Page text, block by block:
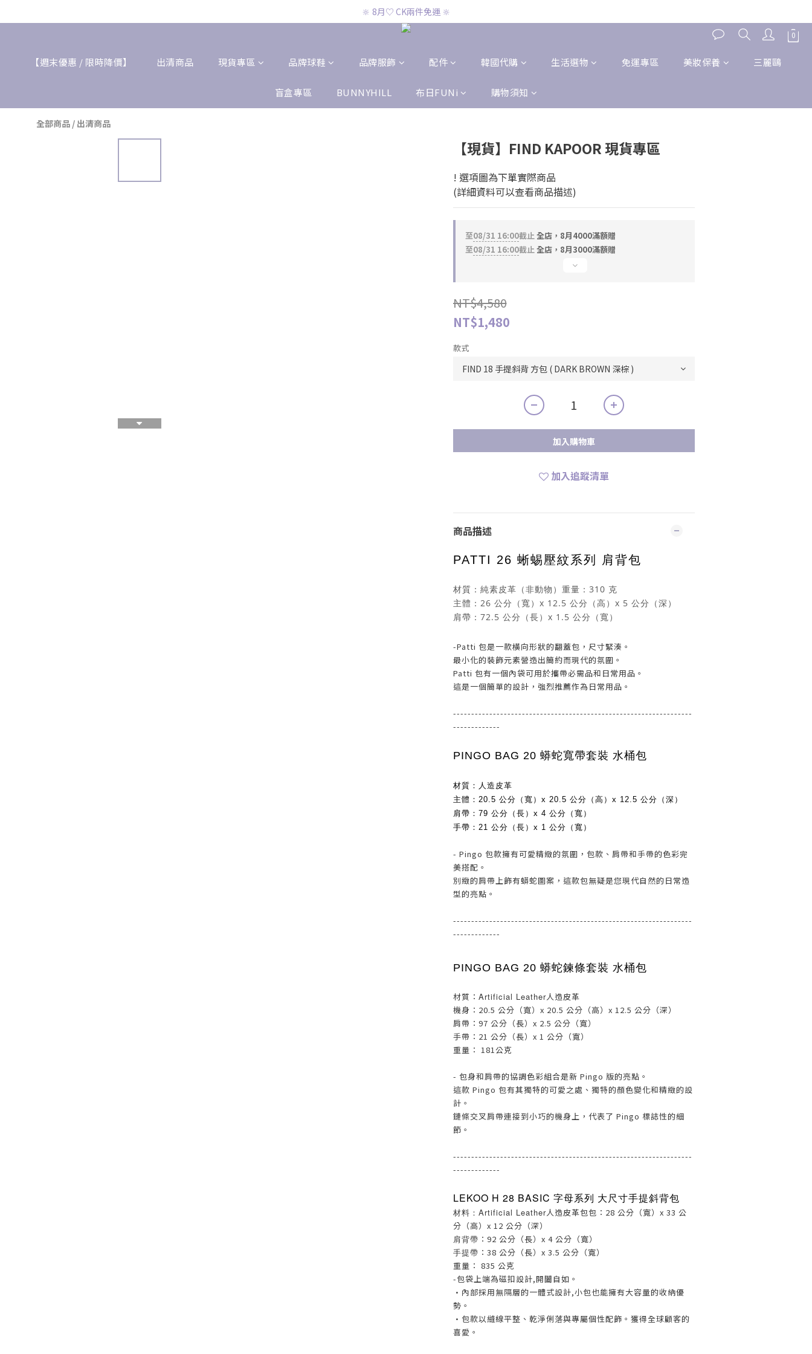
🔆 8月♡ CK兩件免運 🔆
🔆 8月♡ CK兩件免運 🔆
🔆 8月♡ 官網滿2000即免運 🔆
🔆 8月♡ CK兩件免運 🔆
【週末優惠 / 限時降價】 出清商品 現貨專區 品牌球鞋 品牌服飾 配件 韓國代購 生活選物 免運專區 美妝保養 三麗鷗
盲盒專區 BUNNYHILL 布日FUNi 購物須知
全部商品 / 出清商品
【現貨】FIND KAPOOR 現貨專區
! 選項圖為下單實際商品
(詳細資料可以查看商品描述)
至08/31 16:00截止全店，8月4000滿額贈
至08/31 16:00截止全店，8月3000滿額贈
NT$4,580
NT$1,480
款式
加入購物車
加入追蹤清單
商品描述
PATTI 26 蜥蜴壓紋系列 肩背包
材質：純素皮革（非動物）重量：310 克
主體：26 公分（寬）x 12.5 公分（高）x 5 公分（深）
肩帶：72.5 公分（長）x 1.5 公分（寬）
-Patti 包是一款橫向形狀的翻蓋包，尺寸緊湊。
最小化的裝飾元素營造出簡約而現代的氛圍。
Patti 包有一個內袋可用於攜帶必需品和日常用品。
這是一個簡單的設計，強烈推薦作為日常用品。
------------------------------------------------------------------
-------------
PINGO BAG 20 蟒蛇寬帶套裝 水桶包
材質：人造皮革
主體：20.5 公分（寬）x 20.5 公分（高）x 12.5 公分（深）
肩帶：79 公分（長）x 4 公分（寬）
手帶：21 公分（長）x 1 公分（寬）
- Pingo 包款擁有可愛精緻的氛圍，包款、肩帶和手帶的色彩完
美搭配。
別緻的肩帶上飾有蟒蛇圖案，這款包無疑是您現代自然的日常造
型的亮點。
------------------------------------------------------------------
-------------
PINGO BAG 20 蟒蛇鍊條套裝 水桶包
材質： Artificial Leather人造皮革
機身：20.5 公分（寬）x 20.5 公分（高）x 12.5 公分（深）
肩帶：97 公分（長）x 2.5 公分（寬）
手帶：21 公分（長）x 1 公分（寬）
重量： 181公克
- 包身和肩帶的協調色彩組合是新 Pingo 版的亮點。
這款 Pingo 包有其獨特的可愛之處、獨特的顏色變化和精緻的設
計。
鏈條交叉肩帶連接到小巧的機身上，代表了 Pingo 標誌性的細
節。
------------------------------------------------------------------
-------------
LEKOO H 28 BASIC 字母系列 大尺寸手提斜背包
材料：Artificial Leather人造皮革包包：28 公分（寬）x 33 公
分（高）x 12 公分（深）
肩背帶 ：92 公分（長）x 4 公分（寬）
手提帶 ：38 公分（長）x 3.5 公分（寬）
重量： 835 公克
-包袋上端為磁扣設計,開闔自如。
·內部採用無隔層的一體式設計,小包也能擁有大容量的收納優
勢。
·包款以縫線平整、乾淨俐落與專屬個性配飾。獲得全球顧客的
喜愛。